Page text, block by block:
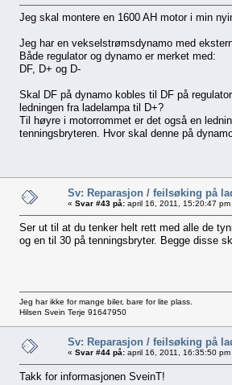
Jeg skal montere en 1600 AH motor i min
Jeg har en vekselstrømsdynamo med
Både regulator og dynamo er merket med:
DF, D+ og D-
Skal DF på dynamo kobles til DF på
ledningen fra ladelampa til D+?
Til høyre i motorrommet er det også en
tenningsbryteren. Hvor skal denne på
Sv: Reparasjon / feilsøking på
« Svar #43 på: april 16, 2011, 15:20:47 pm
Ser ut til at du tenker helt rett med alle de
og en til 30 på tenningsbryter. Begge disse
Jeg har ikke for mange biler, bare for lite plass.
Hilsen Svein Terje 91647950
Sv: Reparasjon / feilsøking på
« Svar #44 på: april 16, 2011, 16:35:50 pm
Takk for informasjonen SveinT!